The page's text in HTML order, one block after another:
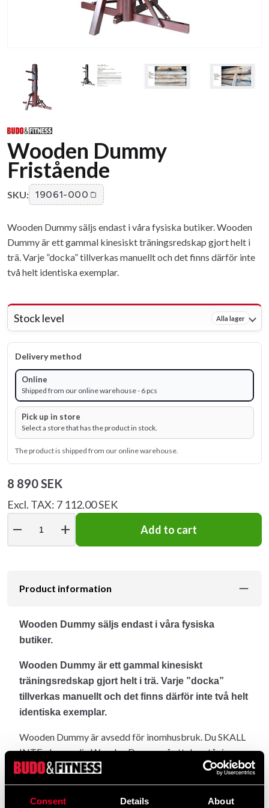
Consent Details About
Wooden Dummy
Fristående
SKU: 19061-000
Wooden Dummy säljs endast i våra fysiska butiker. Wooden
Dummy är ett gammal kinesiskt träningsredskap gjort helt i
trä. Varje ”docka” tillverkas manuellt och det finns därför inte
två helt identiska exemplar.
Stock level Alla lager
Delivery method
Online
Shipped from our online warehouse - 6 pcs
Pick up in store
Select a store that has the product in stock.
The product is shipped from our online warehouse.
8 890 SEK
Excl. TAX: 7 112.00 SEK
remove add Add to cart
Product information
Wooden Dummy säljs endast i våra fysiska
butiker.
Wooden Dummy är ett gammal kinesiskt
träningsredskap gjort helt i trä. Varje ”docka”
tillverkas manuellt och det finns därför inte två helt
identiska exemplar.
Wooden Dummy är avsedd för inomhusbruk. Du SKALL
INTE placera din Wooden Dummy så att den står i
soljus. Soljus kommer att torka ut träet snabbt och det
kan uppstå stora sprickor. Din Wooden Dummy kommer
att torka och spricka även om du är noga med solljus.